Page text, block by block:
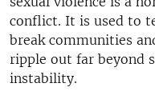
conflict. It is used to
break communities
ripple out far beyond
instability.